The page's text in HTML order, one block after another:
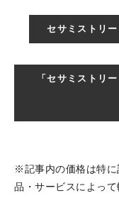
セサミストリ
「セサミストリ
※記事内の価格は特に
品・サービスによっ